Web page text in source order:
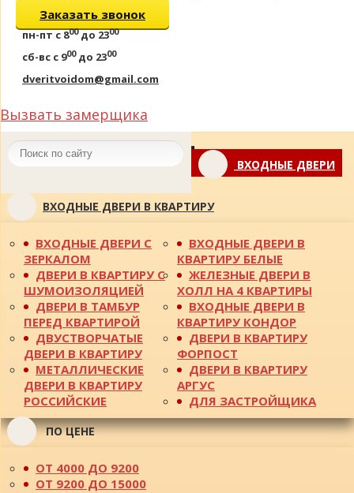
Заказать звонок
пн-пт с 800до 2300
сб-вс с 900до 2300
dveritvoidom@gmail.com
Вызвать замерщика
Toggle
navigationВХОДНЫЕ ДВЕРИ
ВХОДНЫЕ ДВЕРИ В КВАРТИРУ
ВХОДНЫЕ ДВЕРИ С
ЗЕРКАЛОМ
ДВЕРИ В КВАРТИРУ С
ШУМОИЗОЛЯЦИЕЙ
ДВЕРИ В ТАМБУР
ПЕРЕД КВАРТИРОЙ
ДВУСТВОРЧАТЫЕ
ДВЕРИ В КВАРТИРУ
МЕТАЛЛИЧЕСКИЕ
ДВЕРИ В КВАРТИРУ
РОССИЙСКИЕ
ВХОДНЫЕ ДВЕРИ В
КВАРТИРУ БЕЛЫЕ
ЖЕЛЕЗНЫЕ ДВЕРИ В
ХОЛЛ НА 4 КВАРТИРЫ
ВХОДНЫЕ ДВЕРИ В
КВАРТИРУ КОНДОР
ДВЕРИ В КВАРТИРУ
ФОРПОСТ
ДВЕРИ В КВАРТИРУ
АРГУС
ДЛЯ ЗАСТРОЙЩИКА
ПО ЦЕНЕ
ОТ 4000 ДО 9200
ОТ 9200 ДО 15000